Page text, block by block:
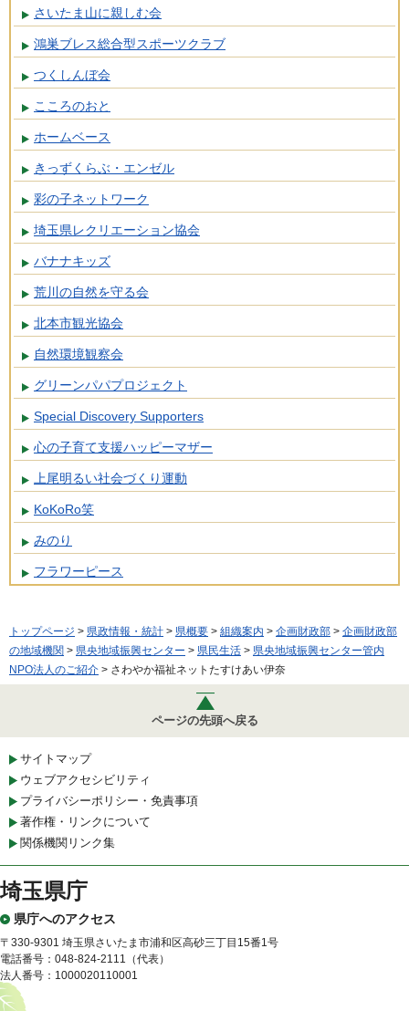
さいたま山に親しむ会
鴻巣ブレス総合型スポーツクラブ
つくしんぼ会
こころのおと
ホームベース
きっずくらぶ・エンゼル
彩の子ネットワーク
埼玉県レクリエーション協会
バナナキッズ
荒川の自然を守る会
北本市観光協会
自然環境観察会
グリーンパパプロジェクト
Special Discovery Supporters
心の子育て支援ハッピーマザー
上尾明るい社会づくり運動
KoKoRo笑
みのり
フラワーピース
トップページ > 県政情報・統計 > 県概要 > 組織案内 > 企画財政部 > 企画財政部
の地域機関 > 県央地域振興センター > 県民生活 > 県央地域振興センター管内
NPO法人のご紹介 > さわやか福祉ネットたすけあい伊奈
ページの先頭へ戻る
サイトマップ
ウェブアクセシビリティ
プライバシーポリシー・免責事項
著作権・リンクについて
関係機関リンク集
埼玉県庁
県庁へのアクセス
〒330-9301 埼玉県さいたま市浦和区高砂三丁目15番1号
電話番号：048-824-2111（代表）
法人番号：1000020110001